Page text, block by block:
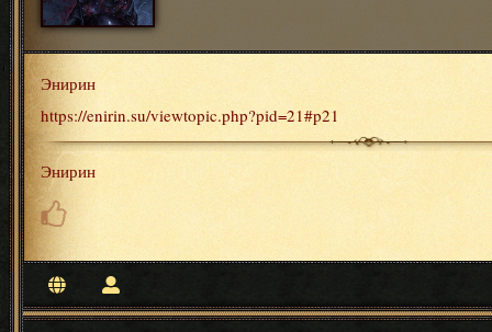
Энирин
https://enirin.su/viewtopic.php?pid=21#p21
Энирин